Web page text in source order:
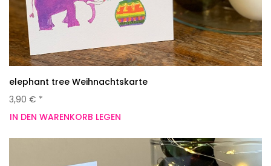
elephant tree Weihnachtskarte
3,90 € *
IN DEN WARENKORB LEGEN